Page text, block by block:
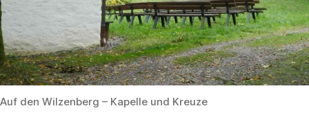
Auf den Wilzenberg – Kapelle und Kreuze